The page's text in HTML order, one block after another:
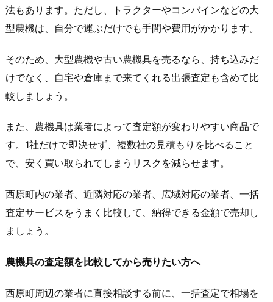
法もあります。ただし、トラクターやコンバインなどの大
型農機は、自分で運ぶだけでも手間や費用がかかります。
そのため、大型農機や古い農機具を売るなら、持ち込みだ
けでなく、自宅や倉庫まで来てくれる出張査定も含めて比
較しましょう。
また、農機具は業者によって査定額が変わりやすい商品で
す。1社だけで即決せず、複数社の見積もりを比べること
で、安く買い取られてしまうリスクを減らせます。
西原町内の業者、近隣対応の業者、広域対応の業者、一括
査定サービスをうまく比較して、納得できる金額で売却し
ましょう。
農機具の査定額を比較してから売りたい方へ
西原町周辺の業者に直接相談する前に、一括査定で相場を